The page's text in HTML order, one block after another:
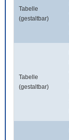
Tabelle
(gestaltbar)
Tabelle
(gestaltbar)